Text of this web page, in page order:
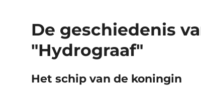
De geschiedenis
"Hydrograaf"
Het schip van de koningin